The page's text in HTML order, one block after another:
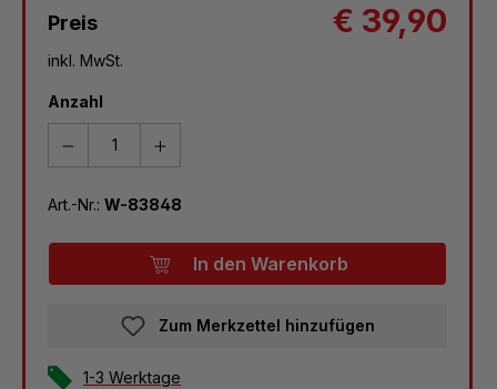
Preis € 39,90
inkl. MwSt.
Anzahl
Art.-Nr.: W-83848
In den Warenkorb
Zum Merkzettel hinzufügen
1-3 Werktage